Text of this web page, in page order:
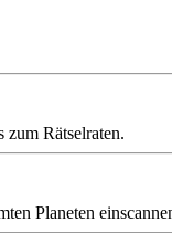
Rätselraten.
Planeten